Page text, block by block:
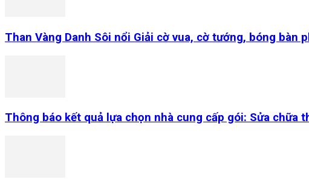
Than Vàng Danh Sôi nổi Giải cờ vua, cờ tướng, bóng bàn
Thông báo kết quả lựa chọn nhà cung cấp gói: Sửa chữa